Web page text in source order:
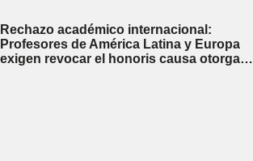
Rechazo académico internacional:
Profesores de América Latina y Europa
exigen revocar el honoris causa otorgado